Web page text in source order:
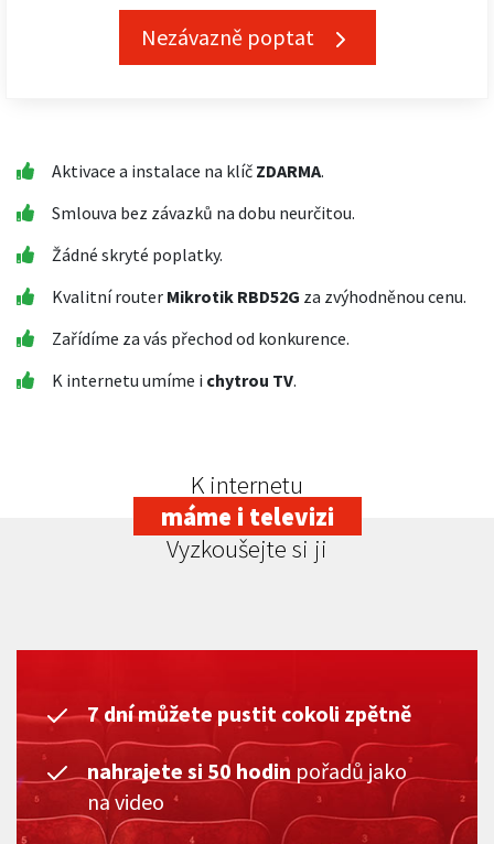
Nezávazně poptat
Aktivace a instalace na klíč ZDARMA.
Smlouva bez závazků na dobu neurčitou.
Žádné skryté poplatky.
Kvalitní router Mikrotik RBD52G za zvýhodněnou cenu.
Zařídíme za vás přechod od konkurence.
K internetu umíme i chytrou TV.
K internetu
máme i televizi
Vyzkoušejte si ji
7 dní můžete pustit cokoli zpětně
nahrajete si 50 hodin pořadů jako
na video